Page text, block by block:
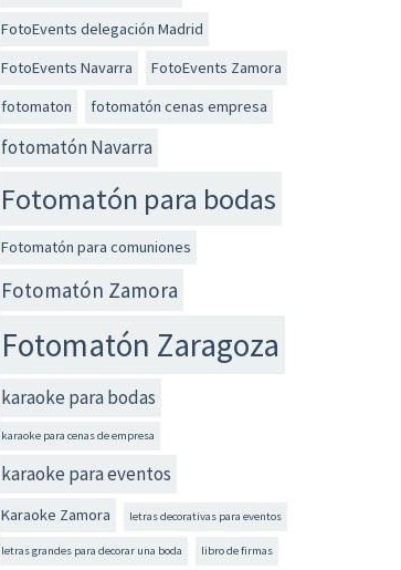
FotoEvents delegación Madrid
FotoEvents Navarra
FotoEvents Zamora
fotomaton
fotomatón cenas empresa
fotomatón Navarra
Fotomatón para bodas
Fotomatón para comuniones
Fotomatón Zamora
Fotomatón Zaragoza
karaoke para bodas
karaoke para cenas de empresa
karaoke para eventos
Karaoke Zamora letras decorativas para eventos
letras grandes para decorar una boda libro de firmas